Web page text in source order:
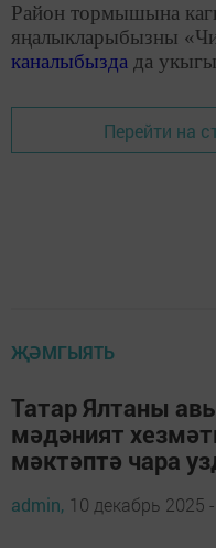
Район тормышына
яңалыкларыбызны
каналыбызда да
Перейти на
ҖӘМГЫЯТЬ
Татар Ялтаны
мәдәният
мәктәптә чара
admin, 10 декабрь 2025